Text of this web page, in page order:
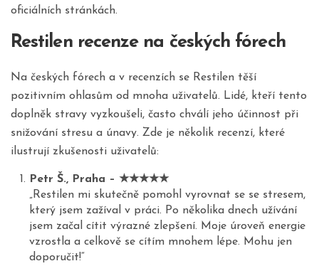
oficiálních stránkách.
Restilen recenze na českých fórech
Na českých fórech a v recenzích se Restilen těší
pozitivním ohlasům od mnoha uživatelů. Lidé, kteří tento
doplněk stravy vyzkoušeli, často chválí jeho účinnost při
snižování stresu a únavy. Zde je několik recenzí, které
ilustrují zkušenosti uživatelů:
Petr Š., Praha – ★★★★★
„Restilen mi skutečně pomohl vyrovnat se se stresem,
který jsem zažíval v práci. Po několika dnech užívání
jsem začal cítit výrazné zlepšení. Moje úroveň energie
vzrostla a celkově se cítím mnohem lépe. Mohu jen
doporučit!“